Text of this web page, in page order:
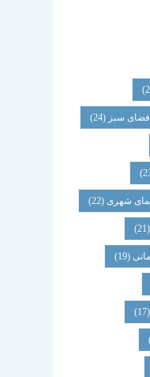
فضای سبز (24)
شهری(22)
(19)